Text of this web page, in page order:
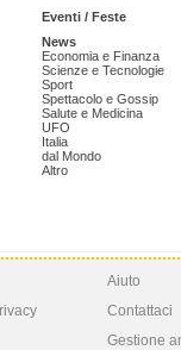
Eventi / Feste
News
Economia e Finanza
Scienze e Tecnologie
Sport
Spettacolo e Gossip
Salute e Medicina
UFO
Italia
dal Mondo
Altro
Aiuto
Contattaci
Gestione